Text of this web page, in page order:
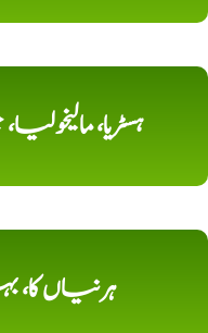
ہسٹریا،
ہرنیاں